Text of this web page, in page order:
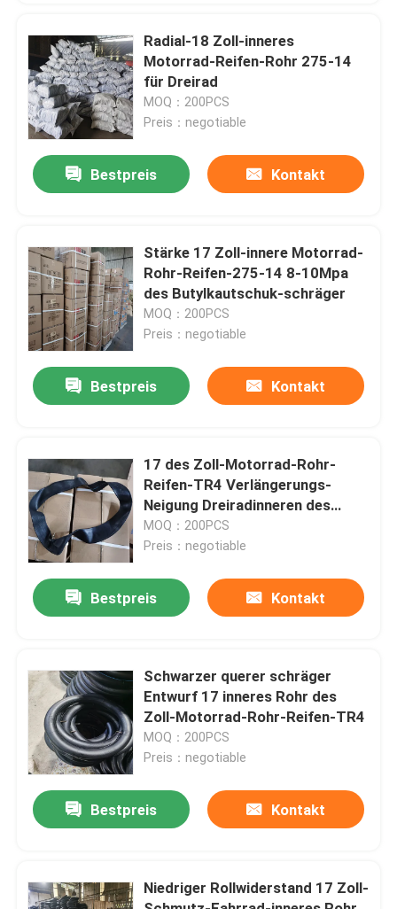
Startseite
Über uns
Fabrik Tour
Qualitätskontrolle
Kontakt
Nachrichten
Alle Fälle
Straßen-Motorrad-Reifen
Radial-18 Zoll-inneres
Motorrad-Reifen-Rohr 275-14
für Dreirad
MOQ：200PCS
Preis：negotiable
Bestpreis Kontakt
Stärke 17 Zoll-innere Motorrad-
Rohr-Reifen-275-14 8-10Mpa
des Butylkautschuk-schräger
MOQ：200PCS
Preis：negotiable
Bestpreis Kontakt
17 des Zoll-Motorrad-Rohr-
Reifen-TR4 Verlängerungs-
Neigung Dreiradinneren des
Rohr-480-550%
MOQ：200PCS
Preis：negotiable
Bestpreis Kontakt
Schwarzer querer schräger
Entwurf 17 inneres Rohr des
Zoll-Motorrad-Rohr-Reifen-TR4
MOQ：200PCS
Preis：negotiable
Bestpreis Kontakt
Niedriger Rollwiderstand 17 Zoll-